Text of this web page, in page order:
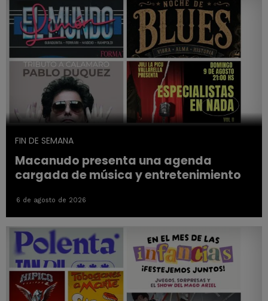
FIN DE SEMANA
Macanudo presenta una agenda
cargada de música y entretenimiento
6 de agosto de 2026